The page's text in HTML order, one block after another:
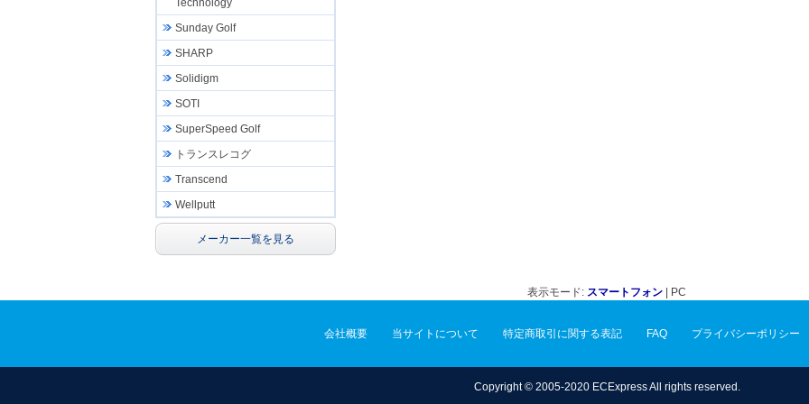
Technology
Sunday Golf
SHARP
Solidigm
SOTI
SuperSpeed Golf
トランスレコグ
Transcend
Wellputt
メーカー一覧を見る
表示モード: スマートフォン | PC
会社概要 当サイトについて 特定商取引に関する表記 FAQ プライバシーポリシー
Copyright © 2005-2020 ECExpress All rights reserved.